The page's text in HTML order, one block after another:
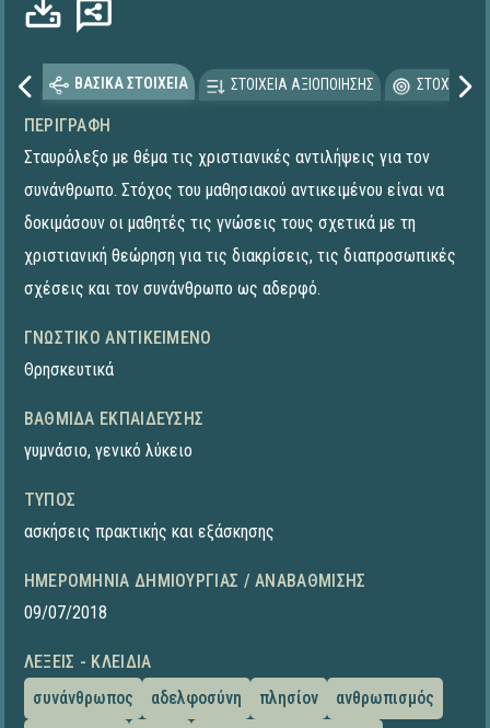
ΒΑΣΙΚΑ ΣΤΟΙΧΕΙΑ ΣΤΟΙΧΕΙΑ ΑΞΙΟΠΟΙΗΣΗΣ
ΠΕΡΙΓΡΑΦΉ
Σταυρόλεξο με θέμα τις χριστιανικές αντιλήψεις για τον
συνάνθρωπο. Στόχος του μαθησιακού αντικειμένου είναι να
δοκιμάσουν οι μαθητές τις γνώσεις τους σχετικά με τη
χριστιανική θεώρηση για τις διακρίσεις, τις διαπροσωπικές
σχέσεις και τον συνάνθρωπο ως αδερφό.
ΓΝΩΣΤΙΚΌ ΑΝΤΙΚΕΊΜΕΝΟ
Θρησκευτικά
ΒΑΘΜΊΔΑ ΕΚΠΑΊΔΕΥΣΗΣ
γυμνάσιο, γενικό λύκειο
ΤΎΠΟΣ
ασκήσεις πρακτικής και εξάσκησης
ΗΜΕΡΟΜΗΝΊΑ ΔΗΜΙΟΥΡΓΊΑΣ / ΑΝΑΒΆΘΜΙΣΗΣ
09/07/2018
ΛΈΞΕΙΣ - ΚΛΕΙΔΙΆ
συνάνθρωπος
αδελφοσύνη πλησίον
ανθρωπισμός